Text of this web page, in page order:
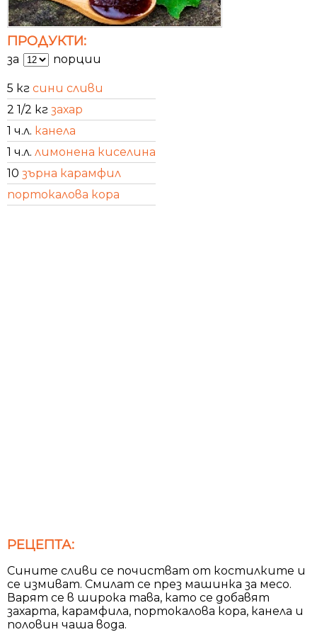
ПРОДУКТИ:
за порции
5 кг сини сливи
2 1/2 кг захар
1 ч.л. канела
1 ч.л. лимонена киселина
10 зърна карамфил
портокалова кора
РЕЦЕПТА:
Сините сливи се почистват от костилките и
се измиват. Смилат се през машинка за месо.
Варят се в широка тава, като се добавят
захарта, карамфила, портокалова кора, канела и
половин чаша вода.